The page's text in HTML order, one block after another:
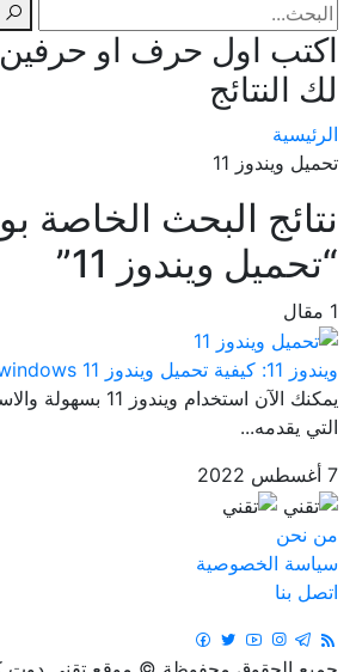
اكتب اول حرف او
لك النتائج
الرئيسية
تحميل ويندوز 11
نتائج البحث الخاصة
“تحميل ويندوز 11”
1 مقال
ويندوز 11: كيفية تحميل ويندوز 11 windows بالخطوات
يمكنك الآن استخدام
التي يقدمه...
7 أغسطس 2022
من نحن
سياسة الخصوصية
اتصل بنا